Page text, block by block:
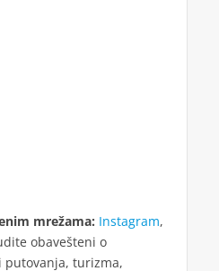
mrežama: Instagram,
obavešteni o
putovanja, turizma,